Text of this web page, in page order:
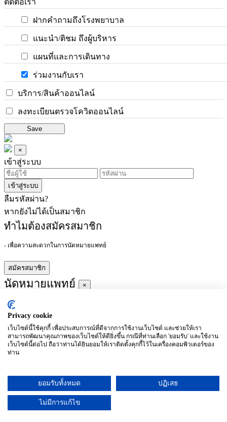
ติดต่อเรา
ฝากคำถามถึงโรงพยาบาล
แนะนำ/ติชม ถึงผู้บริหาร
แผนที่และการเดินทาง
ร่วมงานกับเรา
บริการ/สินค้าออนไลน์
ลงทะเบียนตรวจโควิดออนไลน์
Save
×
เข้าสู่ระบบ
เข้าสู่ระบบ
ลืมรหัสผ่าน?
หากยังไม่ได้เป็นสมาชิก
ทำไมต้องสมัครสมาชิก
- เพื่อความสะดวกในการนัดหมายแพทย์
สมัครสมาชิก
นัดหมายแพทย์ ×
ผู้ชำนาญการ
ประจำ :
อาทิตย์
จันทร์
(27/09)
อังคาร
(28/09)
พุธ
พฤหัสบดี
ศุกร์
เสาร์
Privacy cookie
เว็บไซต์นี้ใช้คุกกี้ เพื่อประสบการณ์ที่ดีจากการใช้งานเว็บไซต์ และช่วยให้เรา
สามารถพัฒนาคุณภาพของเว็บไซต์ให้ดียิ่งขึ้น กรณีที่ท่านเลือก 'ยอมรับ' และใช้งาน
เว็บไซต์นี้ต่อไป ถือว่าท่านได้ยินยอมให้เราติดตั้งคุกกี้ไว้ในเครื่องคอมพิวเตอร์ของ
ท่าน
ยอมรับทั้งหมด ปฏิเสธ
ไม่มีการแก้ไข